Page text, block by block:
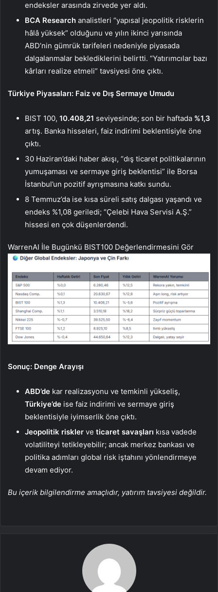
endeksler arasında zirvede yer aldı.
BCA Research analistleri “yapısal jeopolitik risklerin
hâlâ yüksek” olduğunu ve yılın ikinci yarısında
ABD’nin gümrük tarifeleri nedeniyle piyasada
dalgalanmalar beklediklerini belirtti. “Yatırımcılar bazı
kârları realize etmeli” tavsiyesi öne çıktı.
Türkiye Piyasaları: Faiz ve Dış Sermaye Umudu
BIST 100, 10.408,21 seviyesinde; son bir haftada %1,3
artış. Banka hisseleri, faiz indirimi beklentisiyle öne
çıktı.
30 Haziran’daki haber akışı, “dış ticaret politikalarının
yumuşaması ve sermaye giriş beklentisi” ile Borsa
İstanbul’un pozitif ayrışmasına katkı sundu.
8 Temmuz’da ise kısa süreli satış dalgası yaşandı ve
endeks %1,08 geriledi; “Çelebi Hava Servisi A.Ş.”
hissesi en çok düşenlerdendi.
WarrenAI İle Bugünkü BIST100 Değerlendirmesini Gör
Sonuç: Denge Arayışı
ABD’de kar realizasyonu ve temkinli yükseliş,
Türkiye’de ise faiz indirimi ve sermaye giriş
beklentisiyle iyimserlik öne çıktı.
Jeopolitik riskler ve ticaret savaşları kısa vadede
volatiliteyi tetikleyebilir; ancak merkez bankası ve
politika adımları global risk iştahını yönlendirmeye
devam ediyor.
Bu içerik bilgilendirme amaçlıdır, yatırım tavsiyesi değildir.